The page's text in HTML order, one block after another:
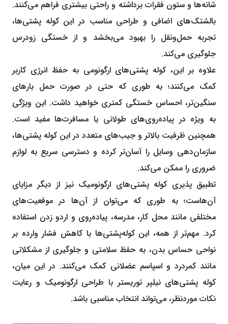
شانه‌ها و ستون فقرات برداشته و راحتی بیشتری فراهم می‌کنند.
بالشتک‌های اضافی و طراحی مناسب در این کوله‌ پشتی‌ها،
تجربه حمل‌ونقل را بهبود می‌بخشد و از خستگی زودرس
جلوگیری می‌کند.
علاوه بر این، کوله ‌پشتی‌های ارگونومی به حفظ انرژی کاربر
کمک می‌کنند؛ به ‌طوری ‌که حتی در صورت حمل بارهای
سنگین‌تر، احساس خستگی کمتری خواهید داشت. این ویژگی
به ‌ویژه در پیاده‌روی‌های طولانی یا مسافرت‌ها مفید است.
همچنین ظرفیت بالاتر و جیب‌های متعدد در این کوله‌ پشتی‌ها،
سازمان‌دهی وسایل را آسان‌تر کرده و دسترسی سریع به لوازم
ضروری را ممکن می‌کند.
تطبیق‌ پذیری کوله‌ پشتی‌های ارگونومیک نیز از دیگر مزایای
آن‌هاست؛ به ‌طوری ‌که می‌توان از آن‌ها در موقعیت‌های
مختلفی مانند محل کار، مدرسه، پیاده‌روی و اردو زدن استفاده
کرد. مهم‌تر از همه، این کوله‌پشتی‌ها با کاهش فشار وارده بر
نواحی حساس بدن، به حفظ سلامتی و جلوگیری از مشکلاتی
مانند کمردرد و اسپاسم عضلانی کمک می‌کنند. در این میان،
کوله پشتی‌های نیلپر توریستر با طراحی ارگونومیک و رعایت
نکات موردنظر، می‌تواند انتخاب مناسبی باشد.